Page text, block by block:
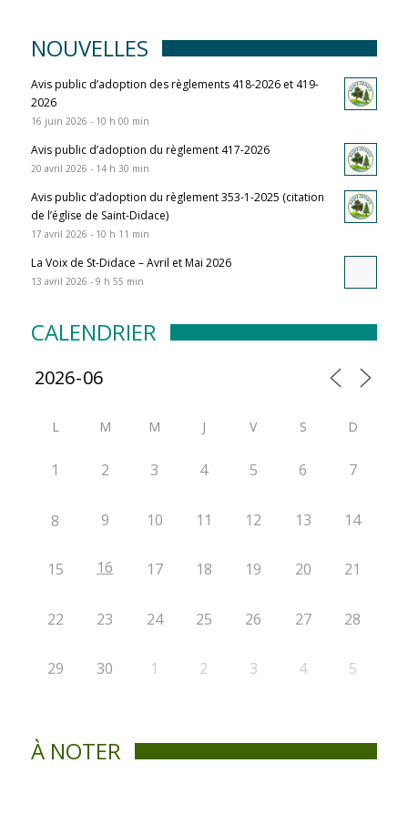
NOUVELLES
Avis public d’adoption des règlements 418-2026 et 419-
2026
16 juin 2026 - 10 h 00 min
Avis public d’adoption du règlement 417-2026
20 avril 2026 - 14 h 30 min
Avis public d’adoption du règlement 353-1-2025 (citation
de l’église de Saint-Didace)
17 avril 2026 - 10 h 11 min
La Voix de St-Didace – Avril et Mai 2026
13 avril 2026 - 9 h 55 min
CALENDRIER
L M M J V S D
1 2 3 4 5 6 7
8 9 10 11 12 13 14
15 16 17 18 19 20 21
22 23 24 25 26 27 28
29 30 1 2 3 4 5
À NOTER